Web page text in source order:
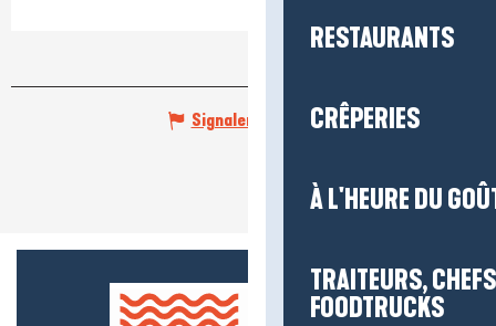
RESTAURANTS
CRÊPERIES
À L'HEURE DU
TRAITEURS,
FOODTRUCKS
Signaler une erreur